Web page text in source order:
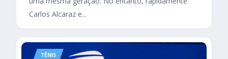
Carlos Alcaraz e...
TÊNIS